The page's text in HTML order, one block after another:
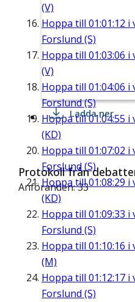
(V)
Hoppa till 01:01:12 i
Forslund (S)
Hoppa till 01:03:06 i
(V)
Hoppa till 01:04:06 i
Forslund (S)
Hoppa till01:04:55 i
(KD)
Hoppa till 01:07:02 i
Forslund (S)
Hoppa till01:08:29 i
(KD)
Hoppa till 01:09:33 i
Forslund (S)
Hoppa till 01:10:16 i
(M)
Hoppa till 01:12:17 i
Forslund (S)
Ladda ner
Protokoll från
Anföranden: 33